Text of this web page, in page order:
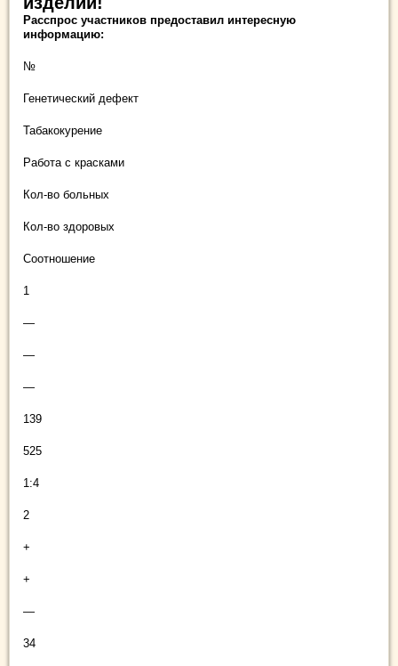
Расспрос участников предоставил интересную
информацию:
№
Генетический дефект
Табакокурение
Работа с красками
Кол-во больных
Кол-во здоровых
Соотношение
1
—
—
—
139
525
1:4
2
+
+
—
34